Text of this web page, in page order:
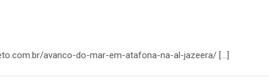
avanco-do-mar-em-atafona-na-al-jazeera/ […]